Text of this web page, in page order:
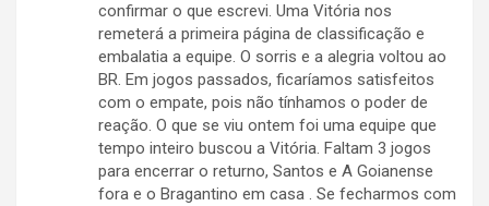
confirmar o que escrevi. Uma Vitória nos
remeterá a primeira página de classificação e
embalatia a equipe. O sorris e a alegria voltou ao
BR. Em jogos passados, ficaríamos satisfeitos
com o empate, pois não tínhamos o poder de
reação. O que se viu ontem foi uma equipe que
tempo inteiro buscou a Vitória. Faltam 3 jogos
para encerrar o returno, Santos e A Goianense
fora e o Bragantino em casa . Se fecharmos com